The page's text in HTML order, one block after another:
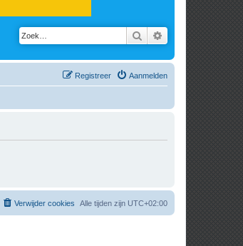
Zoek Uitgebreid zoeken
Aanmelden
Registreer
Alle tijden zijn UTC+02:00
Verwijder cookies